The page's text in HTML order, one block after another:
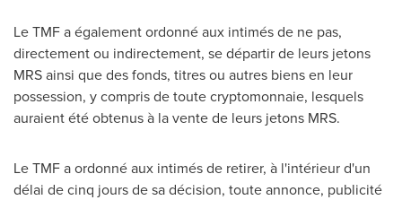
Le TMF a également ordonné aux intimés de ne pas,
directement ou indirectement, se départir de leurs jetons
MRS ainsi que des fonds, titres ou autres biens en leur
possession, y compris de toute cryptomonnaie, lesquels
auraient été obtenus à la vente de leurs jetons MRS.
Le TMF a ordonné aux intimés de retirer, à l'intérieur d'un
délai de cinq jours de sa décision, toute annonce, publicité